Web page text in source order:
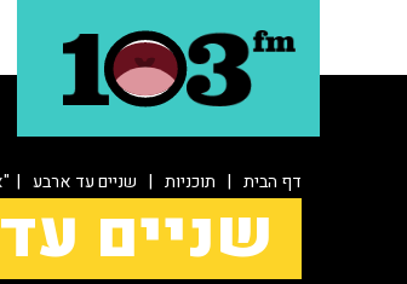
דף הבית | תוכניות | שניים עד ארבע |
שניים